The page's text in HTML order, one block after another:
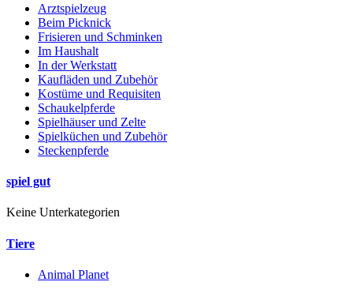
Arztspielzeug
Beim Picknick
Frisieren und Schminken
Im Haushalt
In der Werkstatt
Kaufläden und Zubehör
Kostüme und Requisiten
Schaukelpferde
Spielhäuser und Zelte
Spielküchen und Zubehör
Steckenpferde
spiel gut
Keine Unterkategorien
Tiere
Animal Planet